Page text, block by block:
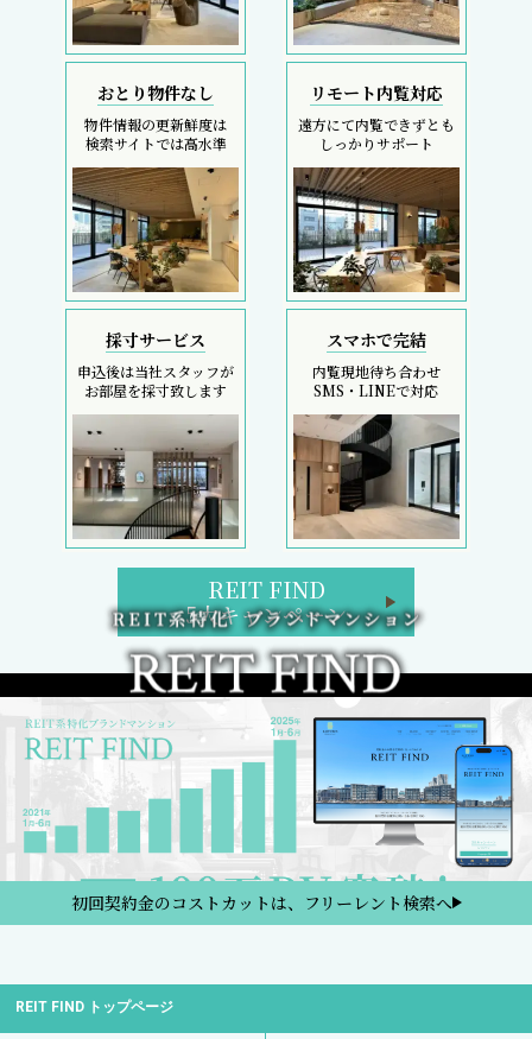
おとり物件なし
物件情報の更新鮮度は
検索サイトでは高水準
リモート内覧対応
遠方にて内覧できずとも
しっかりサポート
採寸サービス
申込後は当社スタッフが
お部屋を採寸致します
スマホで完結
内覧現地待ち合わせ
SMS・LINEで対応
REIT FIND
5大キャンペーン
初回契約金のコストカットは、フリーレント検索へ
REIT FIND トップページ